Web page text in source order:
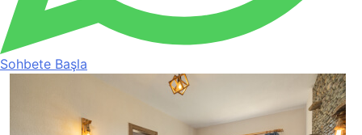
Sohbete Başla